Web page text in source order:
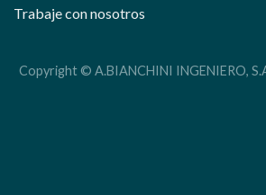
Trabaje con nosotros
Copyright © A.BIANCHINI INGENIERO,